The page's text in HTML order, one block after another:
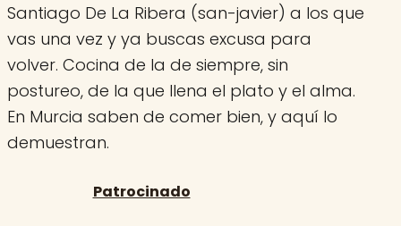
Santiago De La Ribera (san-javier) a los que
vas una vez y ya buscas excusa para
volver. Cocina de la de siempre, sin
postureo, de la que llena el plato y el alma.
En Murcia saben de comer bien, y aquí lo
demuestran.